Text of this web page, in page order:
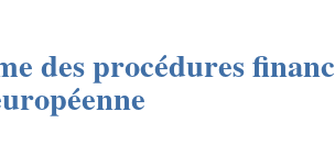
des procédures